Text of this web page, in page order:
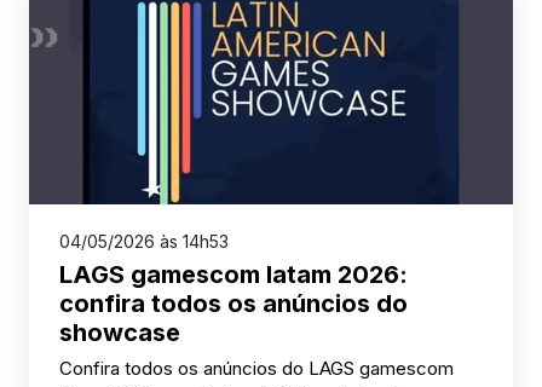
04/05/2026 às 14h53
LAGS gamescom latam 2026:
confira todos os anúncios do
showcase
Confira todos os anúncios do LAGS gamescom